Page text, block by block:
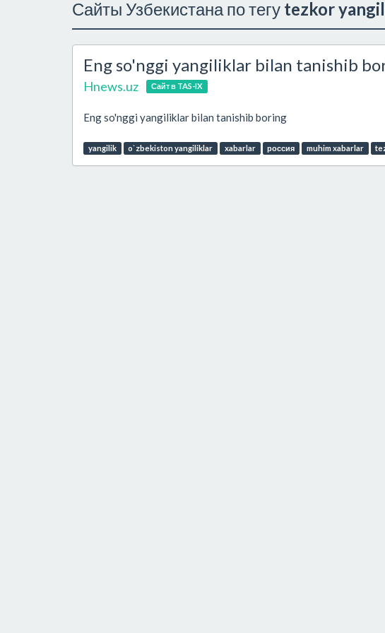
Сайты Узбекистана по тегу tezkor
Eng so'nggi yangiliklar bilan tanishib
Hnews.uz Сайт в TAS-IX
Eng so'nggi yangiliklar bilan tanishib boring
yangilik o`zbekiston yangiliklar xabarlar россия muhim xabarlar